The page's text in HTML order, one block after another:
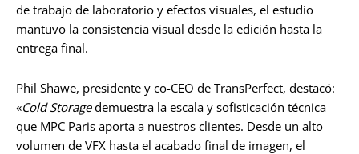
de trabajo de laboratorio y efectos visuales, el estudio
mantuvo la consistencia visual desde la edición hasta la
entrega final.
Phil Shawe, presidente y co-CEO de TransPerfect, destacó:
«Cold Storagedemuestra la escala y sofisticación técnica
que MPC Paris aporta a nuestros clientes. Desde un alto
volumen de VFX hasta el acabado final de imagen, el